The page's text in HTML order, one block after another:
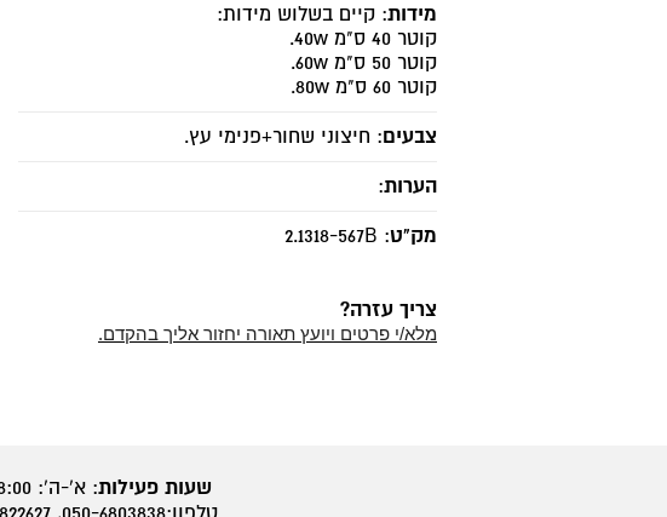
מידות: קיים בשלוש מידות:
קוטר 40 ס"מ 40w.
קוטר 50 ס"מ 60w.
קוטר 60 ס"מ 80w.
צבעים: חיצוני שחור+פנימי עץ.
הערות:
מק"ט: 2.1318-567B
צריך עזרה?
מלא/י פרטים ויועץ תאורה יחזור אליך בהקדם.
שעות פעילות: א'-ה': 18:00 - 09:00, ו': 14:00 - 09:00, נחלת בנימין 121, תל אביב 6652535